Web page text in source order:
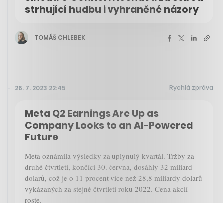
strhující hudbu i vyhraněné názory
TOMÁŠ CHLEBEK
26. 7. 2023 22:45 Rychlá zpráva
Meta Q2 Earnings Are Up as
Company Looks to an AI-Powered
Future
Meta oznámila výsledky za uplynulý kvartál. Tržby za
druhé čtvrtletí, končící 30. června, dosáhly 32 miliard
dolarů, což je o 11 procent více než 28,8 miliardy dolarů
vykázaných za stejné čtvrtletí roku 2022. Cena akcií
roste.